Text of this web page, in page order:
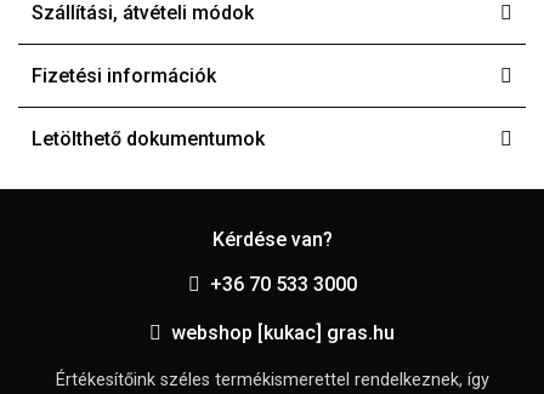
Szállítási, átvételi módok
Fizetési információk
Letölthető dokumentumok
Kérdése van?
+36 70 533 3000
webshop [kukac] gras.hu
Értékesítőink széles termékismerettel rendelkeznek, így